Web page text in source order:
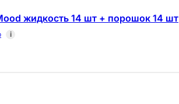
жидкость 14 шт + порошок 14 шт
i